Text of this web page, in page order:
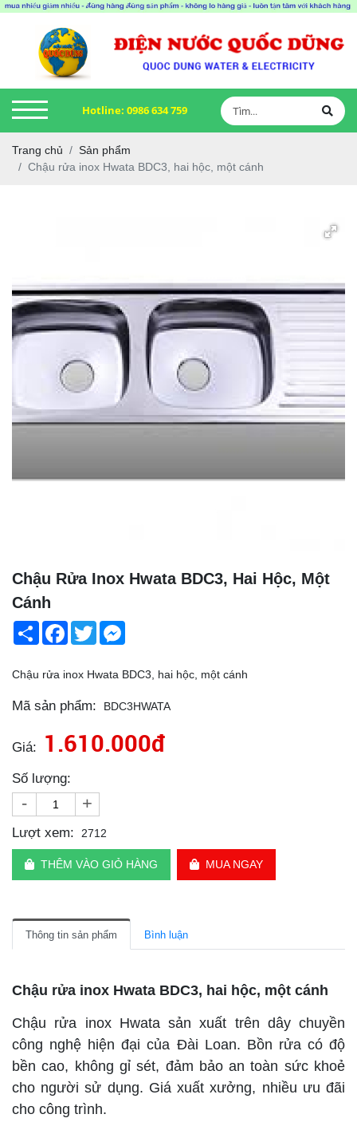
Hotline: 0986 634 759
Trang chủ
Sản phẩm
Chậu rửa inox Hwata BDC3, hai hộc, một cánh
Chậu Rửa Inox Hwata BDC3, Hai Hộc, Một
Cánh
Share Facebook
Twitter
Chậu rửa inox Hwata BDC3, hai hộc, một cánh
Mã sản phẩm: BDC3HWATA
Giá: 1.610.000đ
Số lượng:
- +
Lượt xem: 2712
THÊM VÀO GIỎ HÀNG MUA NGAY
Thông tin sản phẩm Bình luận
Chậu rửa inox Hwata BDC3, hai hộc, một cánh
Chậu rửa inox Hwata sản xuất trên dây chuyền
công nghệ hiện đại của Đài Loan. Bồn rửa có độ
bền cao, không gỉ sét, đảm bảo an toàn sức khoẻ
cho người sử dụng. Giá xuất xưởng, nhiều ưu đãi
cho công trình.